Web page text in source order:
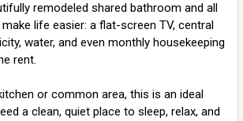
remodeled shared bathroom and all
life easier: a flat-screen TV, central
water, and even monthly housekeeping
rent.
or common area, this is an ideal
a clean, quiet place to sleep, relax, and